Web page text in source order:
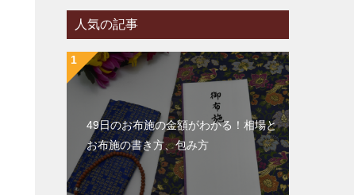
人気の記事
49日のお布施の金額がわかる！相場と
お布施の書き方、包み方